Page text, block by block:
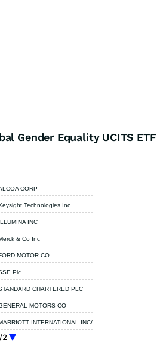
Gender Equality UCITS ETF
2
CORP
Technologies Inc
INC
& Co Inc
MOTOR CO
Plc
CHARTERED PLC
MOTORS CO
INTERNATIONAL INC/MD
Sonstige